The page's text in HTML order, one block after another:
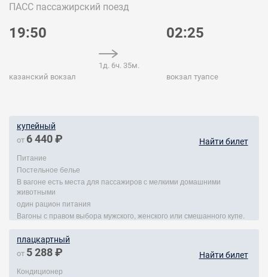
ПАСС пассажирский поезд
19:50
казанский вокзал
1д. 6ч. 35м.
02:25
вокзал туапсе
купейный
от 6 440 ₽ Найти билет
Питание
Постельное белье
В вагоне есть места для пассажиров с мелкими домашними
животными
один рацион питания
Вагоны с правом выбора мужского, женского или смешанного купе.
плацкартный
от 5 288 ₽ Найти билет
Кондиционер